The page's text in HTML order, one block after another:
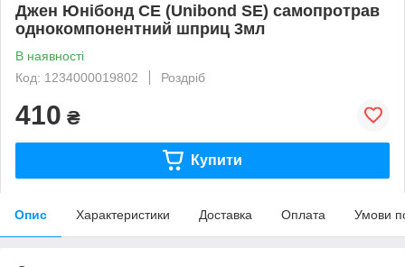
Джен Юнібонд СЕ (Unibond SE) самопротрав
однокомпонентний шприц 3мл
В наявності
Код: 1234000019802
Роздріб
410 ₴
Купити
Опис Характеристики Доставка Оплата Умови